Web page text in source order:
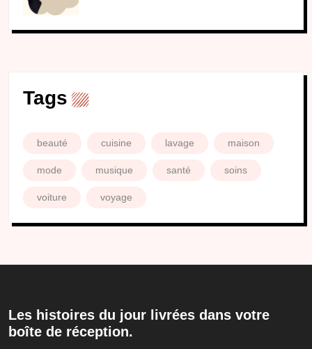
Tags
beauté cuisine lavage maison
mode musique santé soins
voiture voyage
Les histoires du jour livrées dans votre
boîte de réception.